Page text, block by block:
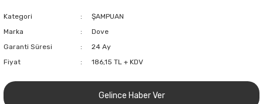
Kategori
ŞAMPUAN
Marka
Dove
Garanti Süresi
24 Ay
Fiyat
186,15 TL + KDV
Gelince Haber Ver